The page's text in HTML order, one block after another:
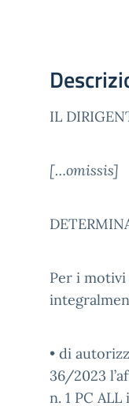
IL
[…omissis]
Per i motivi
• di
36/2023
n. 1 PC